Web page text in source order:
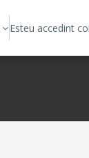
Esteu accedint